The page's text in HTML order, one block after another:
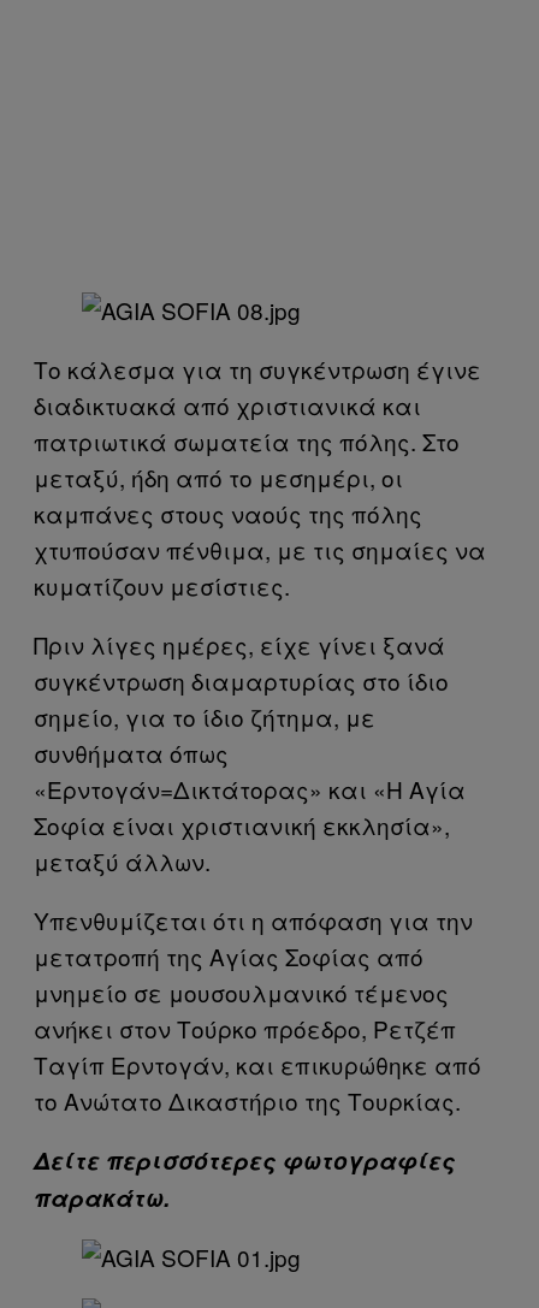
Το κάλεσμα για τη συγκέντρωση έγινε
διαδικτυακά από χριστιανικά και
πατριωτικά σωματεία της πόλης. Στο
μεταξύ, ήδη από το μεσημέρι, οι
καμπάνες στους ναούς της πόλης
χτυπούσαν πένθιμα, με τις σημαίες να
κυματίζουν μεσίστιες.
Πριν λίγες ημέρες, είχε γίνει ξανά
συγκέντρωση διαμαρτυρίας στο ίδιο
σημείο, για το ίδιο ζήτημα, με
συνθήματα όπως
«Ερντογάν=Δικτάτορας» και «Η Αγία
Σοφία είναι χριστιανική εκκλησία»,
μεταξύ άλλων.
Υπενθυμίζεται ότι η απόφαση για την
μετατροπή της Αγίας Σοφίας από
μνημείο σε μουσουλμανικό τέμενος
ανήκει στον Τούρκο πρόεδρο, Ρετζέπ
Ταγίπ Ερντογάν, και επικυρώθηκε από
το Ανώτατο Δικαστήριο της Τουρκίας.
Δείτε περισσότερες φωτογραφίες
παρακάτω.